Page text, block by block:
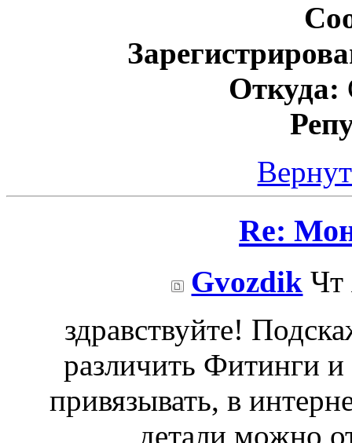
Откуда:
Re:
Gvozdik Чт
здравствуйте!
различить Фитинги
привязывать, в
детали можно